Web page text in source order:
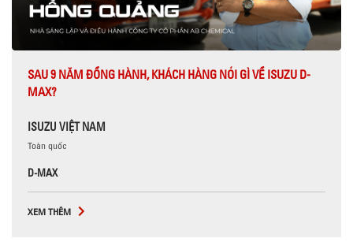
SAU 9 NĂM ĐỒNG HÀNH, KHÁCH HÀNG NÓI GÌ VỀ ISUZU D-
MAX?
ISUZU VIỆT NAM
Toàn quốc
D-MAX
XEM THÊM